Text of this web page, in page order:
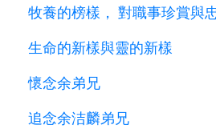
牧養的榜樣， 對職事珍賞與
生命的新樣與靈的新樣
懷念余弟兄
追念余洁麟弟兄